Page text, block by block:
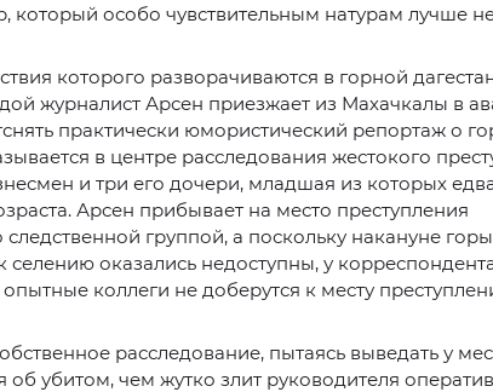
который особо чувствительным натурам лучше не
которого разворачиваются в горной
журналист Арсен приезжает из Махачкалы в
практически юмористический репортаж о
в центре расследования жестокого
и три его дочери, младшая из которых
Арсен прибывает на место преступления
группой, а поскольку накануне
селению оказались недоступны, у
коллеги не доберутся к месту
расследование, пытаясь выведать у
об убитом, чем жутко злит руководителя